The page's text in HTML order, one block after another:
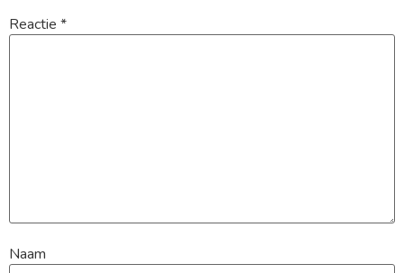
Reactie *
Naam